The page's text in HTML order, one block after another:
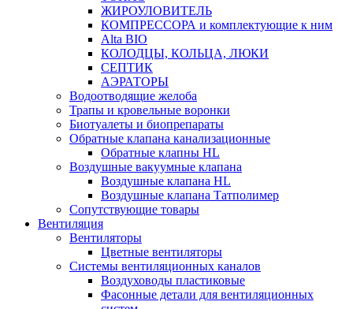
ЖИРОУЛОВИТЕЛЬ
КОМПРЕССОРА и комплектующие к ним
Alta BIO
КОЛОДЦЫ, КОЛЬЦА, ЛЮКИ
СЕПТИК
АЭРАТОРЫ
Водоотводящие желоба
Трапы и кровельные воронки
Биотуалеты и биопрепараты
Обратные клапана канализационные
Обратные клапны HL
Воздушные вакуумные клапана
Воздушные клапана HL
Воздушные клапана Татполимер
Сопутствующие товары
Вентиляция
Вентиляторы
Цветные вентиляторы
Системы вентиляционных каналов
Воздуховоды пластиковые
Фасонные детали для вентиляционных